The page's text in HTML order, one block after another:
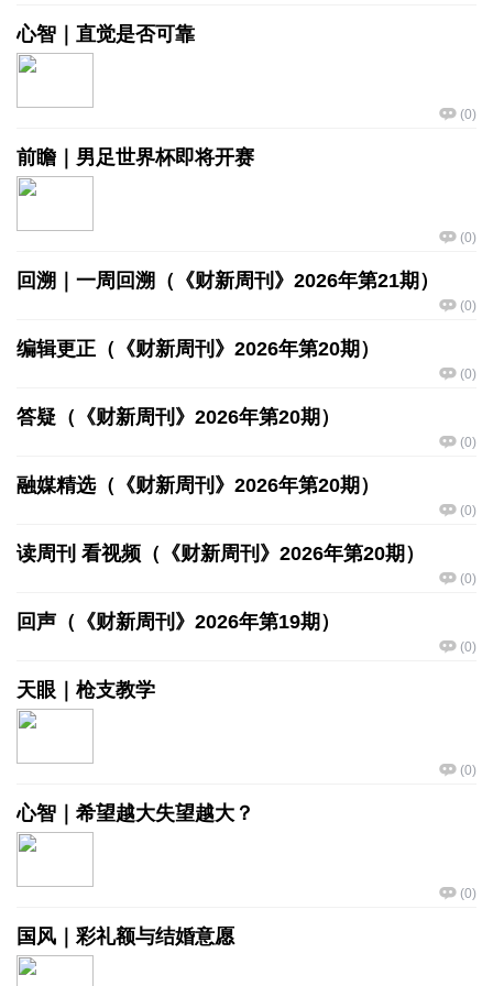
心智｜直觉是否可靠
(0)
前瞻｜男足世界杯即将开赛
(0)
回溯｜一周回溯（《财新周刊》2026年第21期）
(0)
编辑更正（《财新周刊》2026年第20期）
(0)
答疑（《财新周刊》2026年第20期）
(0)
融媒精选（《财新周刊》2026年第20期）
(0)
读周刊 看视频（《财新周刊》2026年第20期）
(0)
回声（《财新周刊》2026年第19期）
(0)
天眼｜枪支教学
(0)
心智｜希望越大失望越大？
(0)
国风｜彩礼额与结婚意愿